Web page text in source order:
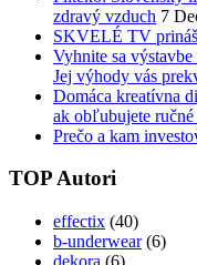
zdravý vzduch 7
SKVELÉ TV
Vyhnite sa
Jej výhody vás
Domáca kreatívna
ak obľubujete ručné
Prečo a kam
TOP Autori
effectix (40)
b-underwear(6)